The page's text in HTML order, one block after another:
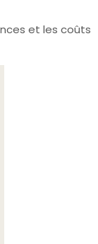
et les coûts